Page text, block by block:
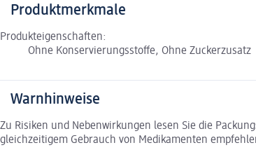
Produktmerkmale
Produkteigenschaften:
Ohne Konservierungsstoffe, Ohne Zuckerzusatz
Warnhinweise
Zu Risiken und Nebenwirkungen lesen Sie die
gleichzeitigem Gebrauch von Medikamenten